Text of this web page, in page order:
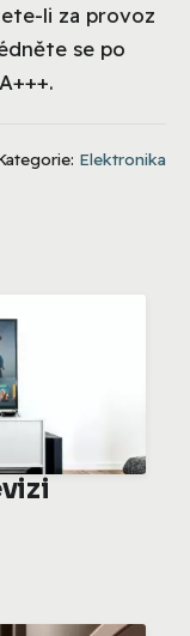
li za provoz
se po
Elektronika